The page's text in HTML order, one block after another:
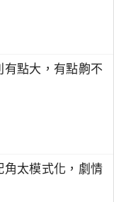
點大，有點齁不
角太模式化，劇情